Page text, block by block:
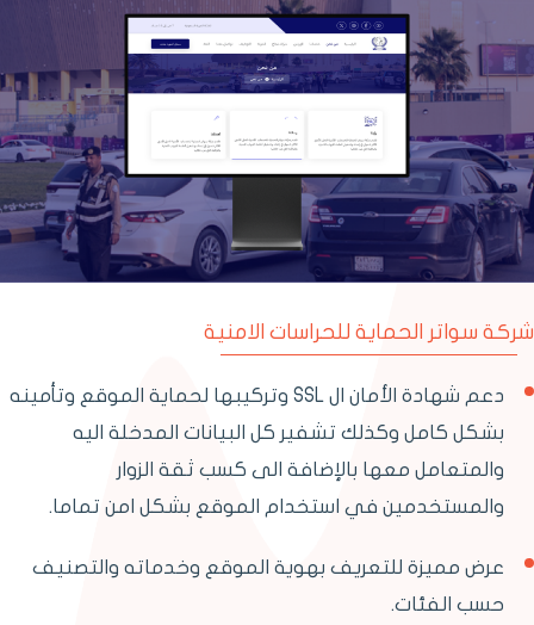
سواتر الحماية للحراسات الامنية
دعم شهادة الأمان ال SSL وتركيبها لحماية الموقع وتأمينه
بشكل كامل وكذلك تشفير كل البيانات المدخلة اليه
والمتعامل معها بالإضافة الى كسب ثقة الزوار
والمستخدمين في استخدام الموقع بشكل امن تماما.
عرض مميزة للتعريف بهوية الموقع وخدماته والتصنيف
حسب الفئات.